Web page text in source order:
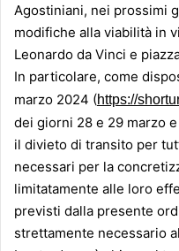
Agostiniani, nei prossimi
modifiche alla viabilità in
Leonardo da Vinci e
In particolare, come
marzo 2024 (https://
dei giorni 28 e 29 marzo
il divieto di transito per
necessari per la
limitatamente alle loro
previsti dalla presente
strettamente necessario